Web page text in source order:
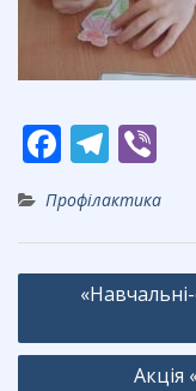
F
ac
e
b
o
o
T
e
gr
a
m
er
Профілактика
Навігація
«Навчальні-
Акція